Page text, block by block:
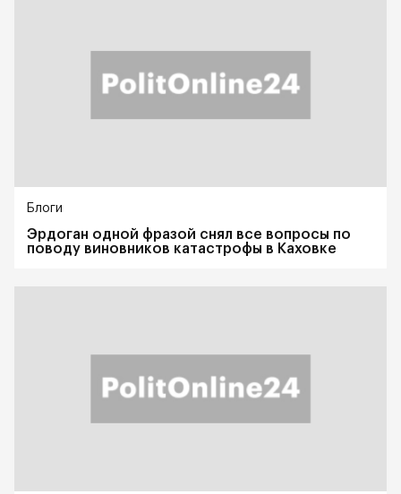
Блоги
Эрдоган одной фразой снял все вопросы по
поводу виновников катастрофы в Каховке